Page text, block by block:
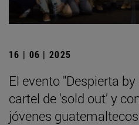
16 | 06 | 2025
El evento "Despierta
cartel de ‘sold out’ y
jóvenes guatemaltecos